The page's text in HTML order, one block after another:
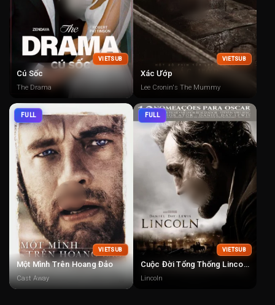
VIETSUB
Cú Sốc
The Drama
VIETSUB
Xác Ướp
Lee Cronin's The Mummy
FULL
VIETSUB
Một Mình Trên Hoang Đảo
Cast Away
FULL
VIETSUB
Cuộc Đời Tổng Thống Lincoln
Lincoln